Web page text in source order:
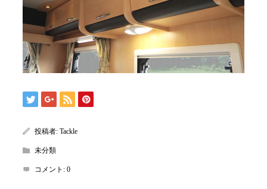
投稿者: Tackle
未分類
コメント: 0